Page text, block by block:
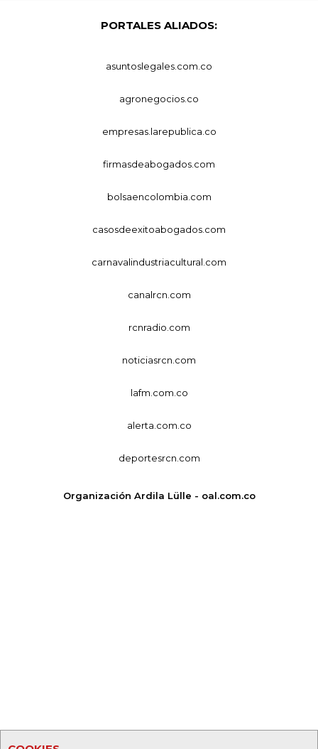
PORTALES ALIADOS:
asuntoslegales.com.co
agronegocios.co
empresas.larepublica.co
firmasdeabogados.com
bolsaencolombia.com
casosdeexitoabogados.com
carnavalindustriacultural.com
canalrcn.com
rcnradio.com
noticiasrcn.com
lafm.com.co
alerta.com.co
deportesrcn.com
Organización Ardila Lülle - oal.com.co